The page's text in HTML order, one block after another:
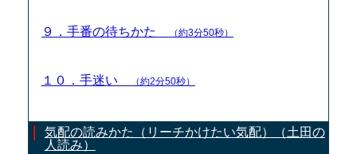
９．手番の待ちかた （約3分50秒）
１０．手迷い （約2分50秒）
気配の読みかた（リーチかけたい気配）（土田の
人読み）